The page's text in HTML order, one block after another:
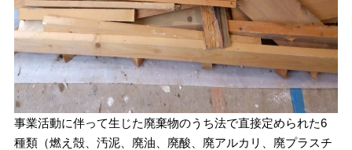
事業活動に伴って生じた廃棄物のうち法で直接定められた6
種類（燃え殻、汚泥、廃油、廃酸、廃アルカリ、廃プラスチ